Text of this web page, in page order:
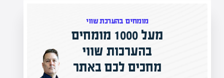
המרצים המובילים בישראל
מחכים לכם באפיק אקדמי